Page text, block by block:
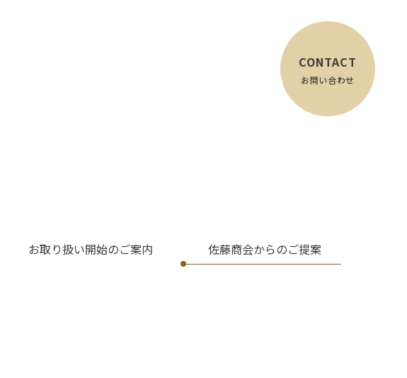
お取り扱い開始のご案内 佐藤商会からのご提案
CONTACT
お問い合わせ